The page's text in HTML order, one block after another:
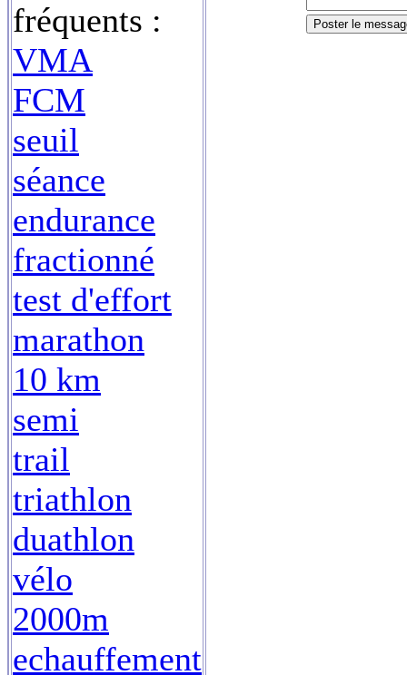
fréquents :
VMA
FCM
seuil
séance
endurance
fractionné
test d'effort
marathon
10 km
semi
trail
triathlon
duathlon
vélo
2000m
echauffement